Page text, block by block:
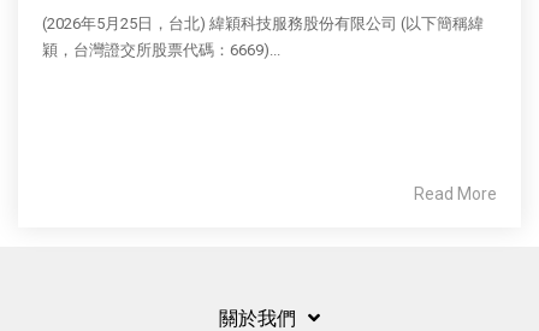
(2026年5月25日，台北) 緯穎科技服務股份有限公司 (以下簡稱緯
穎，台灣證交所股票代碼：6669)...
Read More
關於我們